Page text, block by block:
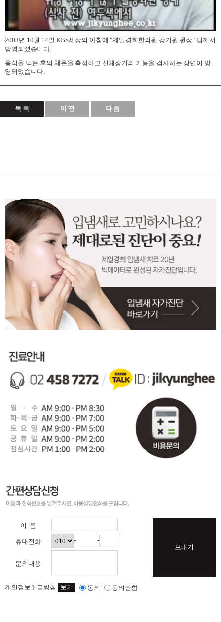
2003년 10월 14일 KBS세상의 아침에 "제일경희한의원 강기원 원장" 님께서
방영되셨습니다.
음식을 먹은 후의 체온을 측정하고 신체장기의 기능을 검사하는 장면이 방
영되었습니다.
목 록 이 전 다 음
이 름
휴대전화 - -
문의내용
보내기
개인정보취급방침 보기 동의 동의안함